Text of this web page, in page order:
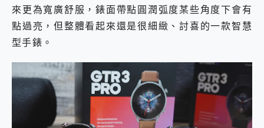
來更為寬廣舒服，錶面帶點圓潤弧度某些角度下會有
點過亮，但整體看起來還是很細緻、討喜的一款智慧
型手錶。